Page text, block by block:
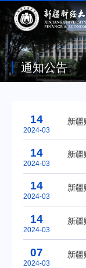
通知公告
14
2024-03
14
2024-03
14
2024-03
新疆
14
2024-03
07
2024-03